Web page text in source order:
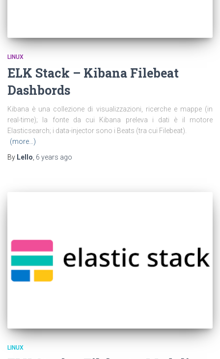
LINUX
ELK Stack – Kibana Filebeat
Dashbords
Kibana è una collezione di visualizzazioni, ricerche e mappe (in
real-time); la fonte da cui Kibana preleva i dati è il motore
Elasticsearch; i data-injector sono i Beats (tra cui Filebeat).
(more…)
By Lello 6 years ago
LINUX